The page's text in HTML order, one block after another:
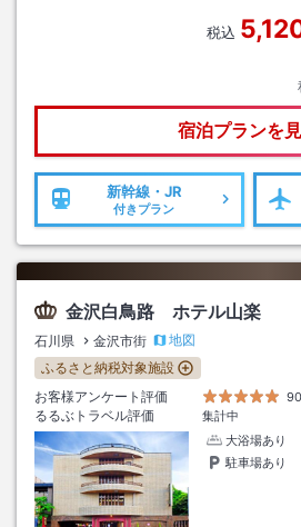
税込
宿泊プランを
新幹線・JR
付きプラン
金沢白鳥路 ホテル山楽
石川県 金沢市街
地図
ふるさと納税対象施設
お客様アンケート評価
るるぶトラベル評価
集計中
大浴場あり
駐車場あり